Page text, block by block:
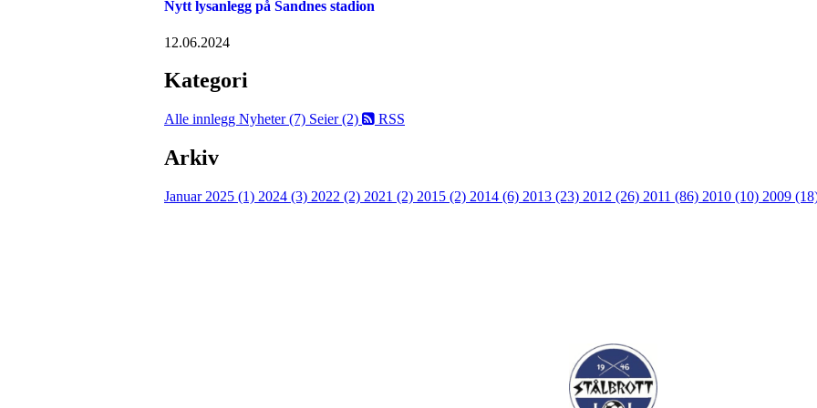
Nytt lysanlegg på Sandnes stadion
12.06.2024
Kategori
Alle innlegg Nyheter (7) Seier (2) RSS
Arkiv
Januar 2025 (1) 2024 (3) 2022 (2) 2021 (2) 2015 (2) 2014 (6) 2013 (23) 2012 (26) 2011 (86) 2010 (10) 2009